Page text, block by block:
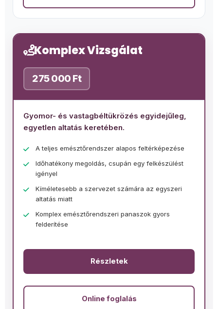
Komplex Vizsgálat
275 000 Ft
Gyomor- és vastagbéltükrözés egyidejűleg,
egyetlen altatás keretében.
A teljes emésztőrendszer alapos feltérképezése
Időhatékony megoldás, csupán egy felkészülést
igényel
Kíméletesebb a szervezet számára az egyszeri
altatás miatt
Komplex emésztőrendszeri panaszok gyors
felderítése
Részletek
Online foglalás